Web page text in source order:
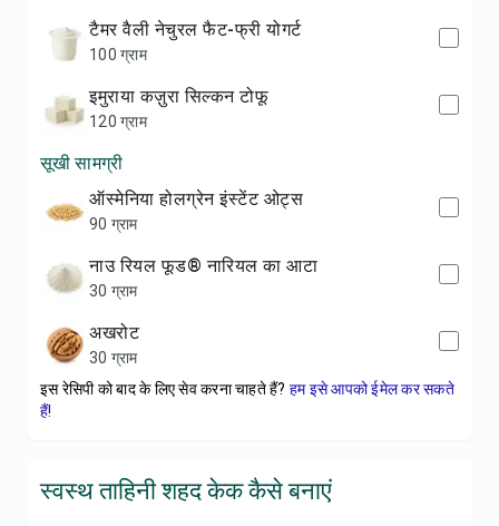
टैमर वैली नेचुरल फैट-फ्री योगर्ट
100 ग्राम
इमुराया कज़ुरा सिल्कन टोफू
120 ग्राम
सूखी सामग्री
ऑस्मेनिया होलग्रेन इंस्टेंट ओट्स
90 ग्राम
नाउ रियल फूड® नारियल का आटा
30 ग्राम
अखरोट
30 ग्राम
इस रेसिपी को बाद के लिए सेव करना चाहते हैं? हम इसे आपको ईमेल कर सकते
हैं!
स्वस्थ ताहिनी शहद केक कैसे बनाएं